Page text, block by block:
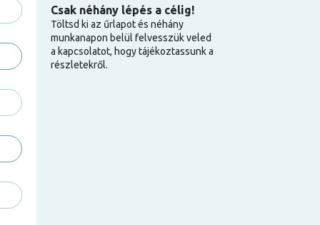
Csak néhány lépés a célig!
Töltsd ki az űrlapot és néhány
munkanapon belül felvesszük veled
a kapcsolatot, hogy tájékoztassunk a
részletekről.